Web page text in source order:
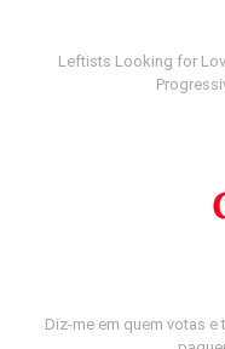
Leftists Looking for
Diz-me em quem votas